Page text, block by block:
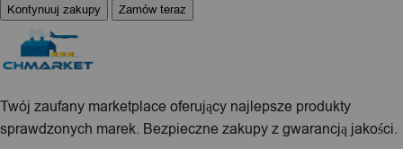
Kontynuuj zakupy Zamów teraz
Twój zaufany marketplace oferujący najlepsze produkty
sprawdzonych marek. Bezpieczne zakupy z gwarancją jakości.